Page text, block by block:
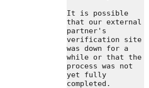
It is possible
that our external
partner's
verification site
was down for a
while or that the
process was not
yet fully
completed.